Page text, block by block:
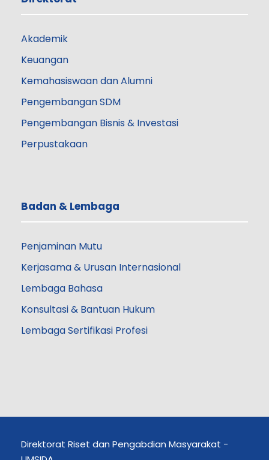
Akademik
Keuangan
Kemahasiswaan dan Alumni
Pengembangan SDM
Pengembangan Bisnis & Investasi
Perpustakaan
Badan & Lembaga
Penjaminan Mutu
Kerjasama & Urusan Internasional
Lembaga Bahasa
Konsultasi & Bantuan Hukum
Lembaga Sertifikasi Profesi
Direktorat Riset dan Pengabdian Masyarakat -